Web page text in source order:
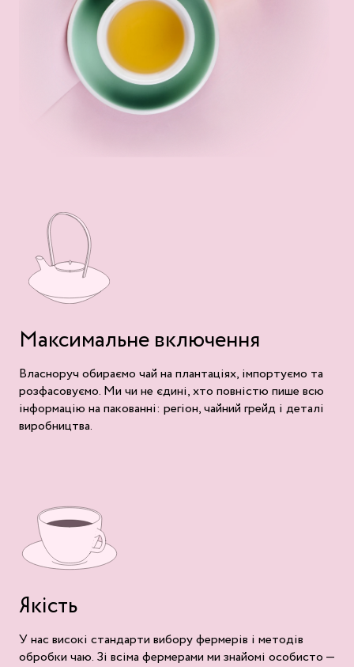
Максимальне включення
Власноруч обираємо чай на плантаціях, імпортуємо та
розфасовуємо. Ми чи не єдині, хто повністю пише всю
інформацію на пакованні: регіон, чайний грейд і деталі
виробництва.
Якість
У нас високі стандарти вибору фермерів і методів
обробки чаю. Зі всіма фермерами ми знайомі особисто —